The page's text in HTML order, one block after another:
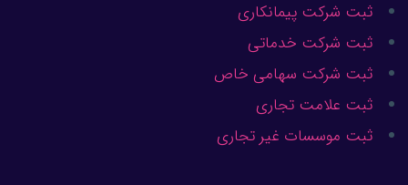
ثبت شرکت پیمانکاری
ثبت شرکت خدماتی
ثبت شرکت سهامی خاص
ثبت علامت تجاری
ثبت موسسات غیر تجاری